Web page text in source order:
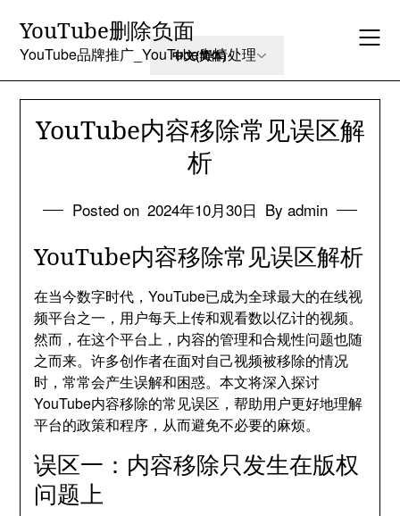
content
YouTube删除负面
YouTube品牌推广_YouTube舆情处理
YouTube内容移除常见误区解
析
Posted on 2024年10月30日 By admin
YouTube内容移除常见误区解析
在当今数字时代，YouTube已成为全球最大的在线视
频平台之一，用户每天上传和观看数以亿计的视频。
然而，在这个平台上，内容的管理和合规性问题也随
之而来。许多创作者在面对自己视频被移除的情况
时，常常会产生误解和困惑。本文将深入探讨
YouTube内容移除的常见误区，帮助用户更好地理解
平台的政策和程序，从而避免不必要的麻烦。
误区一：内容移除只发生在版权
问题上